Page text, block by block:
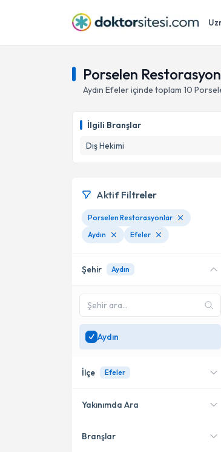
Porselen
Aydın Efeleriçinde toplam 10
İlgili Branşlar
Diş Hekimi
Aktif Filtreler
Porselen Restorasyonlar
Aydın
Efeler
Şehir Aydın
Aydın
İlçe Efeler
Kuşadası
Yakınımda Ara
Konumuma yakın uzmanları
Branşlar